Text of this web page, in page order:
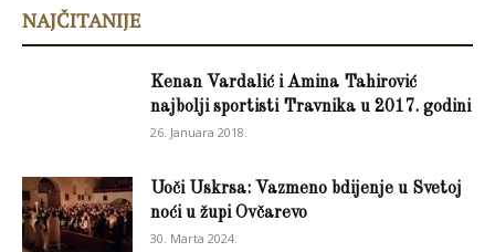
NAJČITANIJE
Kenan Vardalić i Amina Tahirović
najbolji sportisti Travnika u 2017. godini
26. Januara 2018.
Uoči Uskrsa: Vazmeno bdijenje u Svetoj
noći u župi Ovčarevo
30. Marta 2024.